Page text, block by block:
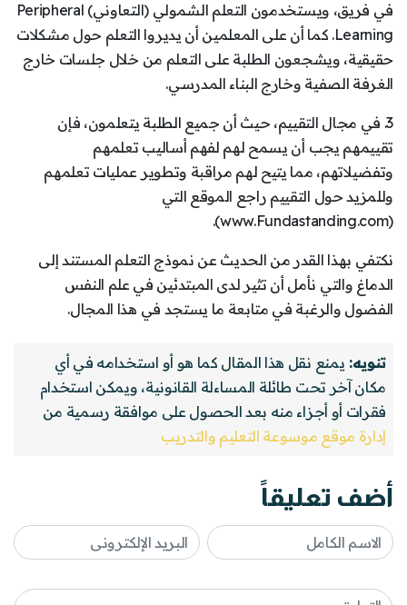
في فريق، ويستخدمون التعلم الشمولي (التعاوني) Peripheral
Learning. كما أن على المعلمين أن يديروا التعلم حول مشكلات
حقيقية، ويشجعون الطلبة على التعلم من خلال جلسات خارج
الغرفة الصفية وخارج البناء المدرسي.
3. في مجال التقييم، حيث أن جميع الطلبة يتعلمون، فإن
تقييمهم يجب أن يسمح لهم لفهم أساليب تعلمهم
وتفضيلاتهم، مما يتيح لهم مراقبة وتطوير عمليات تعلمهم
وللمزيد حول التقييم راجع الموقع التي
(www.Fundastanding.com).
نكتفي بهذا القدر من الحديث عن نموذج التعلم المستند إلى
الدماغ والتي نأمل أن تثير لدى المبتدئين في علم النفس
الفضول والرغبة في متابعة ما يستجد في هذا المجال.
تنويه: يمنع نقل هذا المقال كما هو أو استخدامه في أي
مكان آخر تحت طائلة المساءلة القانونية، ويمكن استخدام
فقرات أو أجزاء منه بعد الحصول على موافقة رسمية من
إدارة موقع موسوعة التعليم والتدريب
أضف تعليقاً